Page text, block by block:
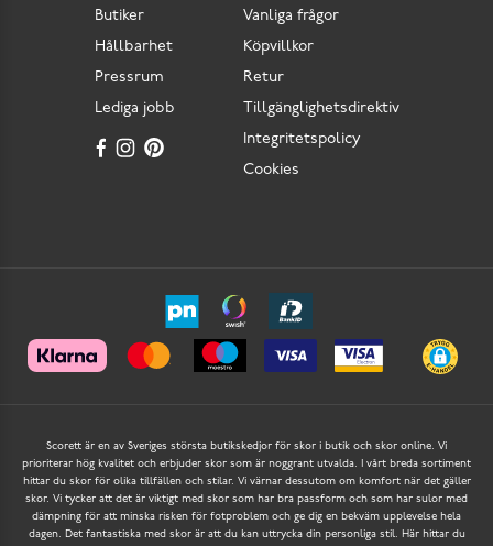
Vanliga frågor
Köpvillkor
Retur
Tillgänglighetsdirektiv
Integritetspolicy
Cookies
Butiker
Hållbarhet
Pressrum
Lediga jobb
Scorett är en av Sveriges största butikskedjor för skor i butik och skor online. Vi
prioriterar hög kvalitet och erbjuder skor som är noggrant utvalda. I vårt breda sortiment
hittar du skor för olika tillfällen och stilar. Vi värnar dessutom om komfort när det gäller
skor. Vi tycker att det är viktigt med skor som har bra passform och som har sulor med
dämpning för att minska risken för fotproblem och ge dig en bekväm upplevelse hela
dagen. Det fantastiska med skor är att du kan uttrycka din personliga stil. Här hittar du